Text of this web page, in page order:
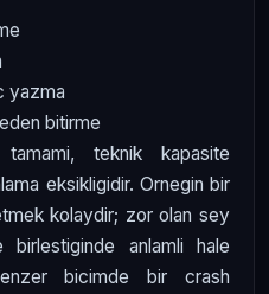
yazma
bitirme
teknik kapasite
eksikligidir. Ornegin bir
kolaydir; zor olan sey
anlamli hale
bicimde bir crash